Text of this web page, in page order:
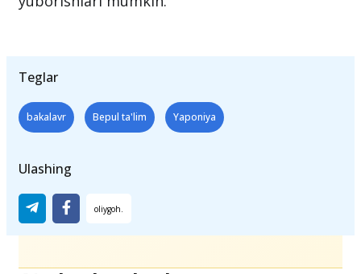
Teglar
bakalavr
Ulashing